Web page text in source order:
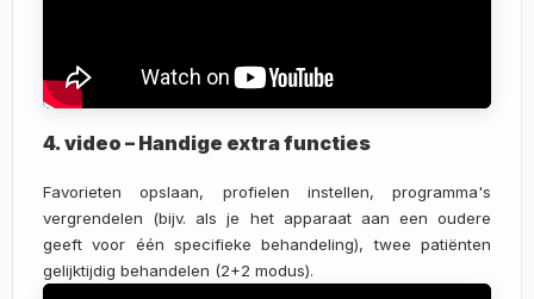
4. video – Handige extra functies
Favorieten opslaan, profielen instellen, programma's
vergrendelen (bijv. als je het apparaat aan een oudere
geeft voor één specifieke behandeling), twee patiënten
gelijktijdig behandelen (2+2 modus).